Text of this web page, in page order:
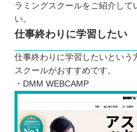
ラミングスクールをご紹介して
い。
仕事終わりに学習したい
仕事終わりに学習したいという
スクールがおすすめです。
・DMM WEBCAMP